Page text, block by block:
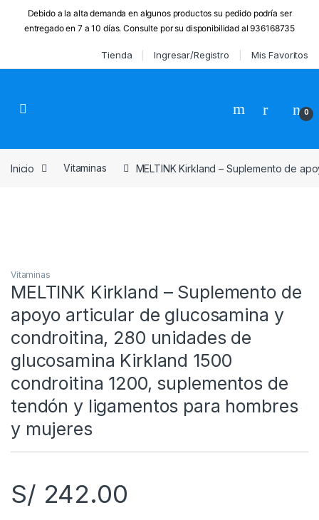
Debido a la alta demanda en algunos productos su pedido podría ser
entregado en 7 a 10 días. Consulte por su disponibilidad al 936168735
Tienda Ingresar/Registro Mis Favoritos
0
Inicio Vitaminasㅤ MELTINK Kirkland – Suplemento de
Vitaminasㅤ
MELTINK Kirkland – Suplemento de
apoyo articular de glucosamina y
condroitina, 280 unidades de
glucosamina Kirkland 1500
condroitina 1200, suplementos de
tendón y ligamentos para hombres
y mujeres
S/ 242.00